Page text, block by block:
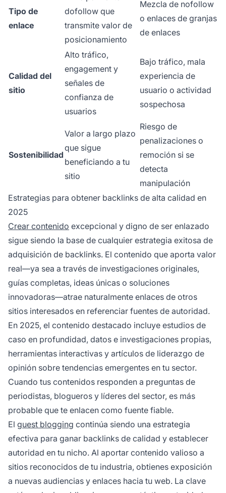
Tipo de
enlace
dofollow que
transmite valor de
posicionamiento
Mezcla de nofollow
o enlaces de granjas
de enlaces
Calidad del
sitio
Alto tráfico,
engagement y
señales de
confianza de
usuarios
Bajo tráfico, mala
experiencia de
usuario o actividad
sospechosa
Sostenibilidad
Valor a largo plazo
que sigue
beneficiando a tu
sitio
Riesgo de
penalizaciones o
remoción si se
detecta
manipulación
Estrategias para obtener backlinks de alta calidad en
2025
Crear contenido excepcional y digno de ser enlazado
sigue siendo la base de cualquier estrategia exitosa de
adquisición de backlinks. El contenido que aporta valor
real—ya sea a través de investigaciones originales,
guías completas, ideas únicas o soluciones
innovadoras—atrae naturalmente enlaces de otros
sitios interesados en referenciar fuentes de autoridad.
En 2025, el contenido destacado incluye estudios de
caso en profundidad, datos e investigaciones propias,
herramientas interactivas y artículos de liderazgo de
opinión sobre tendencias emergentes en tu sector.
Cuando tus contenidos responden a preguntas de
periodistas, blogueros y líderes del sector, es más
probable que te enlacen como fuente fiable.
El guest blogging continúa siendo una estrategia
efectiva para ganar backlinks de calidad y establecer
autoridad en tu nicho. Al aportar contenido valioso a
sitios reconocidos de tu industria, obtienes exposición
a nuevas audiencias y enlaces hacia tu web. La clave